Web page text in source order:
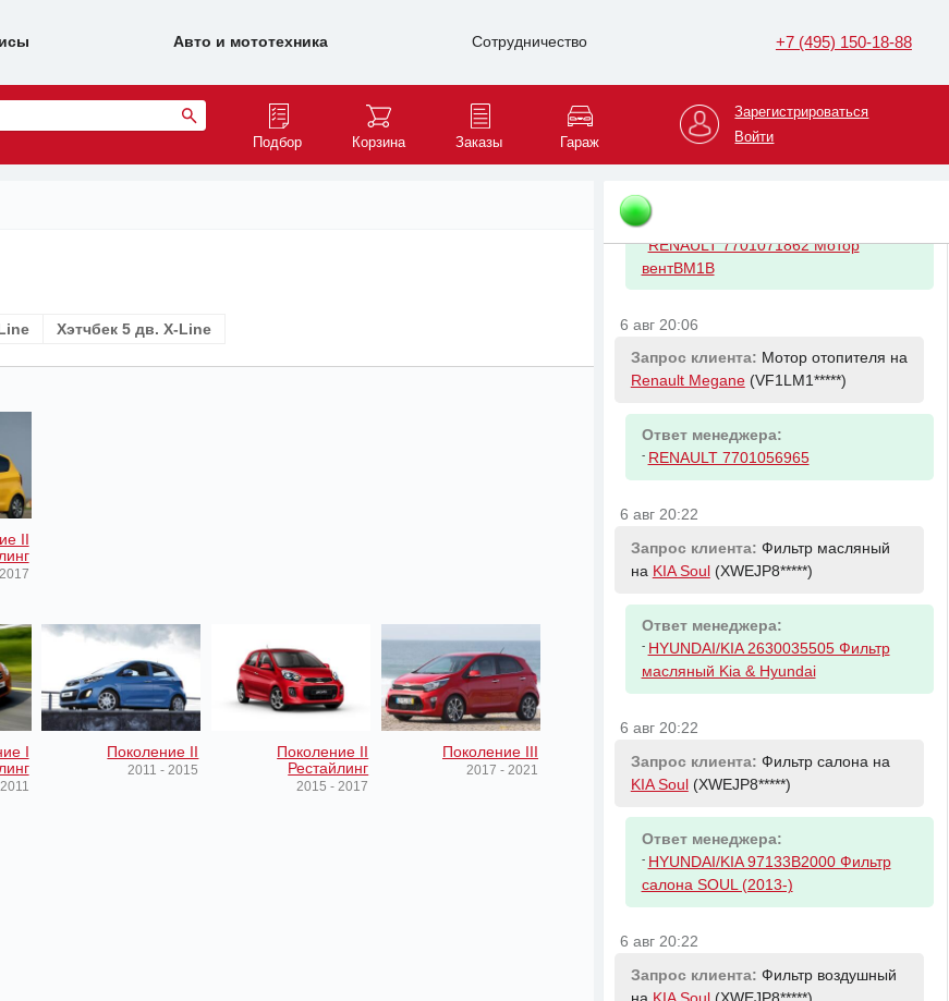
Авто и мототехника Сотрудничество +7 (495) 150-18-88
Подбор Корзина Заказы Гараж
Зарегистрироваться
Войти
Хэтчбек 5 дв. X-Line
II
I
Поколение II
2011 - 2015
Поколение II
Рестайлинг
2015 - 2017
Поколение III
2017 - 2021
2-й вариант ( по VIN е определяется)
6 авг 20:01
Запрос клиента:Вентилятор на
Renault Megane(VF1LM1*****)
Ответ менеджера:
-RENAULT 7701071862 Мотор
вентBM1B
6 авг 20:06
Запрос клиента: Мотор отопителя на
Renault Megane(VF1LM1*****)
Ответ менеджера:
- RENAULT 7701056965
6 авг 20:22
Запрос клиента: Фильтр масляный
на KIA Soul (XWEJP8*****)
Ответ менеджера:
- HYUNDAI/KIA 2630035505 Фильтр
масляный Kia & Hyundai
6 авг 20:22
Запрос клиента: Фильтр салона на
KIA Soul (XWEJP8*****)
Ответ менеджера:
- HYUNDAI/KIA 97133B2000 Фильтр
салона SOUL (2013-)
6 авг 20:22
Запрос клиента: Фильтр воздушный